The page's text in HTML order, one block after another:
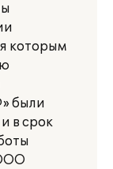
которым
были
в срок